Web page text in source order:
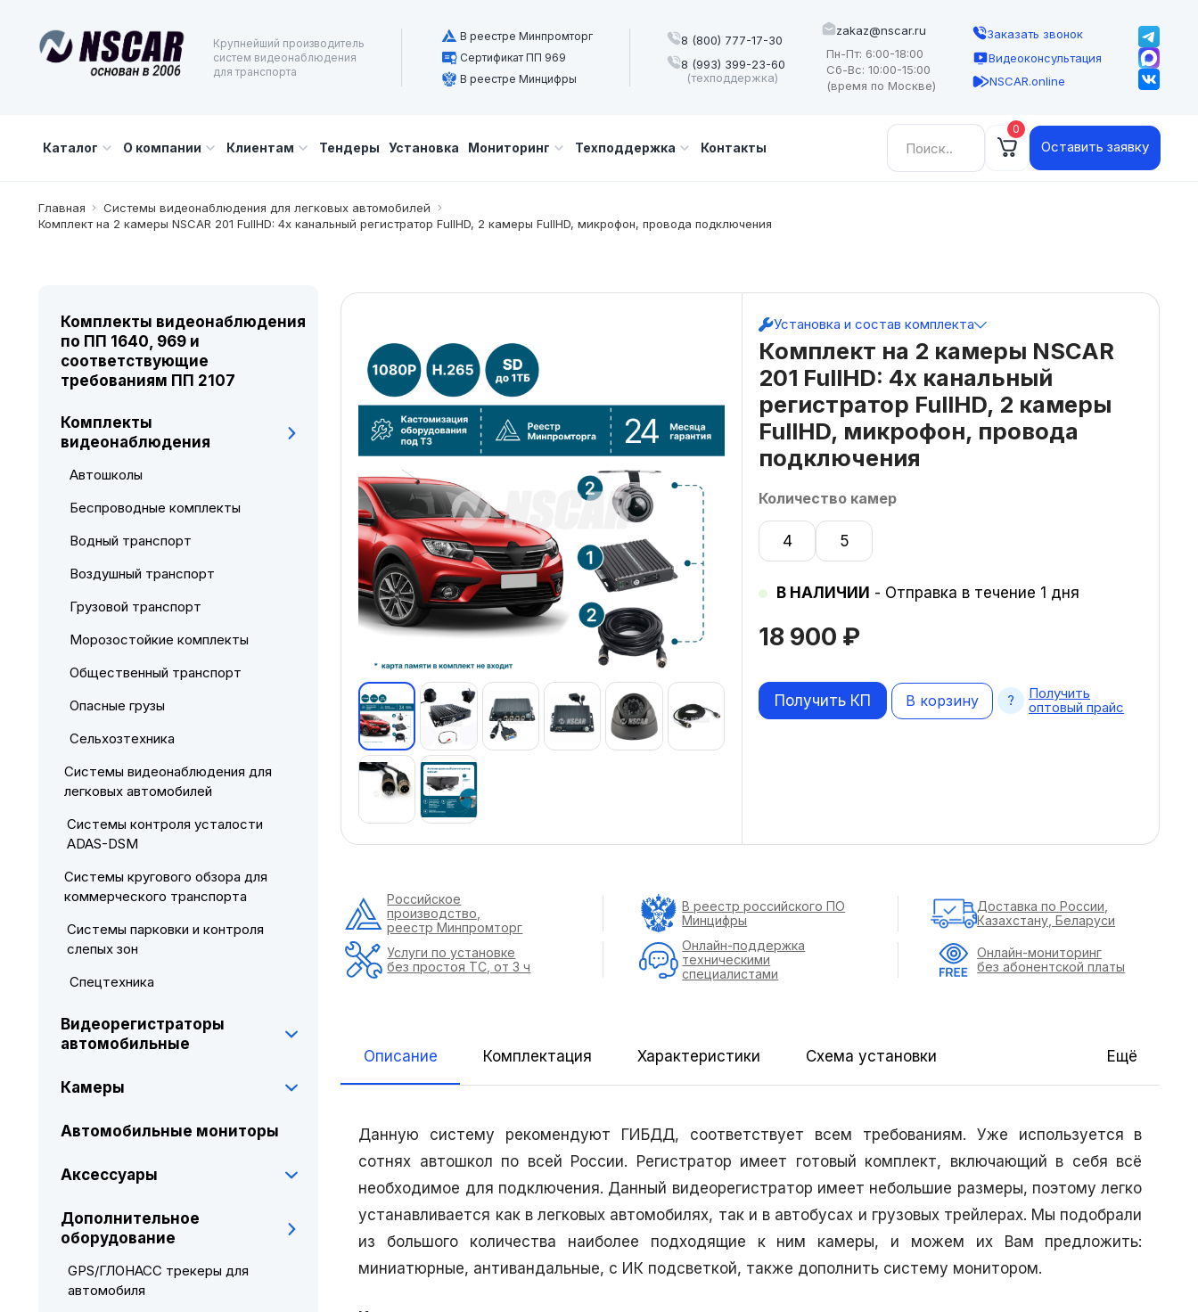
Крупнейший производитель
систем видеонаблюдения
для транспорта
В реестре Минпромторг
Сертификат ПП 969
В реестре Минцифры
8 (800) 777-17-30
8 (993) 399-23-60
(техподдержка)
zakaz@nscar.ru
Пн-Пт: 6:00-18:00
Сб-Вс: 10:00-15:00
(время по Москве)
Заказать звонок
Видеоконсультация
NSCAR.online
Каталог О компании Клиентам Тендеры Установка Мониторинг Техподдержка Контакты
Найти: 0
Оставить заявку
Главная
Системы видеонаблюдения для легковых автомобилей
Комплект на 2 камеры NSCAR 201 FullHD: 4х канальный регистратор FullHD, 2 камеры FullHD, микрофон, провода подключения
Комплект на 2 камеры NSCAR
201 FullHD: 4х канальный
регистратор FullHD, 2 камеры
FullHD, микрофон, провода
подключения
18 900 ₽
Количество камер
4 5
В НАЛИЧИИ - Отправка в течение 1 дня
Установка и состав комплекта
В корзину
Получить КП
Получить
оптовый прайс
Описание Комплектация Характеристики Схема установки Ещё
Данную систему рекомендуют ГИБДД, соответствует всем требованиям. Уже используется в
сотнях автошкол по всей России. Регистратор имеет готовый комплект, включающий в себя всё
необходимое для подключения. Данный видеорегистратор имеет небольшие размеры, поэтому легко
устанавливается как в легковых автомобилях, так и в автобусах и грузовых трейлерах. Мы подобрали
из большого количества наиболее подходящие к ним камеры, и можем их Вам предложить:
миниатюрные, антивандальные, с ИК подсветкой, также дополнить систему монитором.
Российское
производство,
реестр Минпромторг
В реестр российского ПО
Минцифры
Доставка по России,
Казахстану, Беларуси
Услуги по установке
без простоя ТС, от 3 ч
Онлайн-поддержка
техническими
специалистами
Онлайн-мониторинг
без абонентской платы
Комплекты видеонаблюдения
по ПП 1640, 969 и
соответствующие
требованиям ПП 2107
Комплекты
видеонаблюдения
Автошколы
Беспроводные комплекты
Водный транспорт
Воздушный транспорт
Грузовой транспорт
Морозостойкие комплекты
Общественный транспорт
Опасные грузы
Сельхозтехника
Системы видеонаблюдения для
легковых автомобилей
Системы контроля усталости
ADAS-DSM
Системы кругового обзора для
коммерческого транспорта
Системы парковки и контроля
слепых зон
Спецтехника
Видеорегистраторы
автомобильные
Камеры
Автомобильные мониторы
Аксессуары
Дополнительное
оборудование
GPS/ГЛОНАСС трекеры для
автомобиля